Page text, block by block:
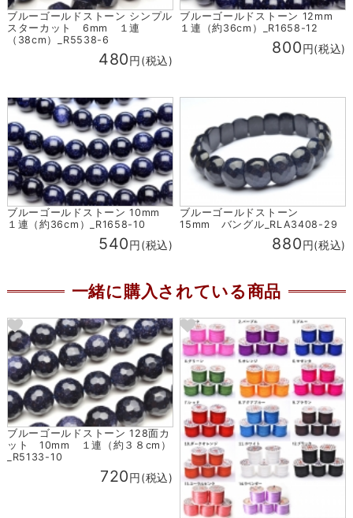
ブルーゴールドストーン シンプル
スターカット 6mm １連
（38cm）_R5538-6
480円(税込)
ブルーゴールドストーン 12mm
１連（約36cm）_R1658-12
800円(税込)
ブルーゴールドストーン 10mm
１連（約36cm）_R1658-10
540円(税込)
ブルーゴールドストーン
15mm バングル_RLA3408-29
880円(税込)
一緒に購入されている商品
ブルーゴールドストーン 128面カ
ット 10mm １連（約３８cm）
_R5133-10
720円(税込)